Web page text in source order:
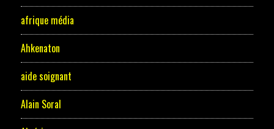
afrique média
Ahkenaton
aide soignant
Alain Soral